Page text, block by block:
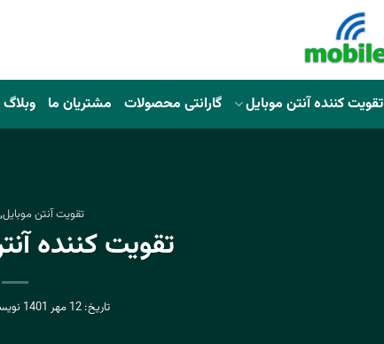
تقویت کننده آنتن موبایل گارانتی محصولات مشتریان ما وبلاگ
تقویت آنتن موبایل,
تقویت کننده
تاریخ: 12 مهر 1401